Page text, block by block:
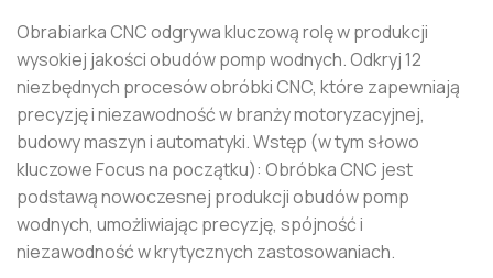
Obrabiarka CNC odgrywa kluczową rolę w produkcji
wysokiej jakości obudów pomp wodnych. Odkryj 12
niezbędnych procesów obróbki CNC, które zapewniają
precyzję i niezawodność w branży motoryzacyjnej,
budowy maszyn i automatyki. Wstęp (w tym słowo
kluczowe Focus na początku): Obróbka CNC jest
podstawą nowoczesnej produkcji obudów pomp
wodnych, umożliwiając precyzję, spójność i
niezawodność w krytycznych zastosowaniach.